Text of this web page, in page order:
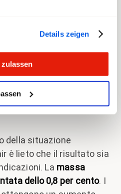
Details zeigen
zulassen
chiaro: il personale di
aumento salariale.
della situazione
è lieto che il risultato sia
La massa
dello 0,8 per cento. I